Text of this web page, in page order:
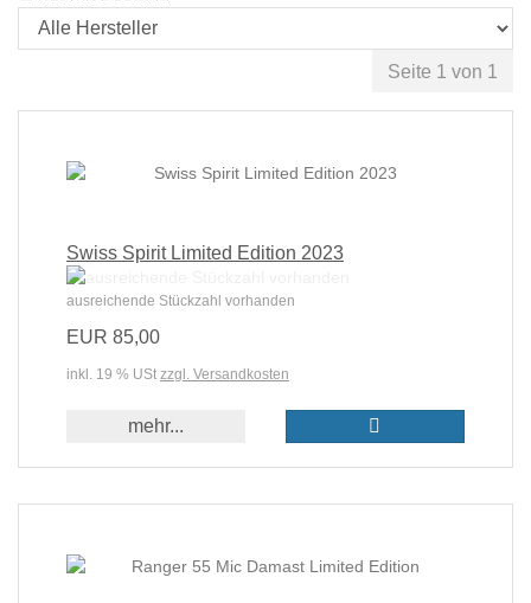
Seite 1 von 1
Swiss Spirit Limited Edition 2023
ausreichende Stückzahl vorhanden
EUR 85,00
inkl. 19 % USt zzgl. Versandkosten
mehr...